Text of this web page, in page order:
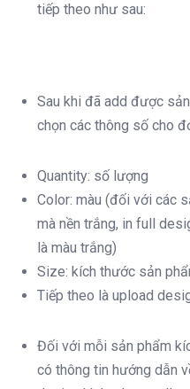
tiếp theo như sau:
Sau khi đã add được
chọn các thông số cho
Quantity: số lượng
Color: màu (đối với các
mà nền trắng, in full
là màu trắng)
Size: kích thước sản
Tiếp theo là upload
Đối với mỗi sản phẩm
có thông tin hướng dẫn